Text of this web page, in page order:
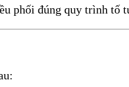
phối đúng quy trình tố